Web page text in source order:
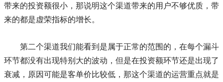
带来的投资额很小，那说明这个渠道带来的用户不够优质，带
来的都是虚荣指标的增长。
第二个渠道我们能看到是属于正常的范围的，在每个漏斗
环节都没有出现特别大的波动，但是在投资额环节还是出现了
衰减，原因可能是客单价比较低，那这个渠道的运营重点就是